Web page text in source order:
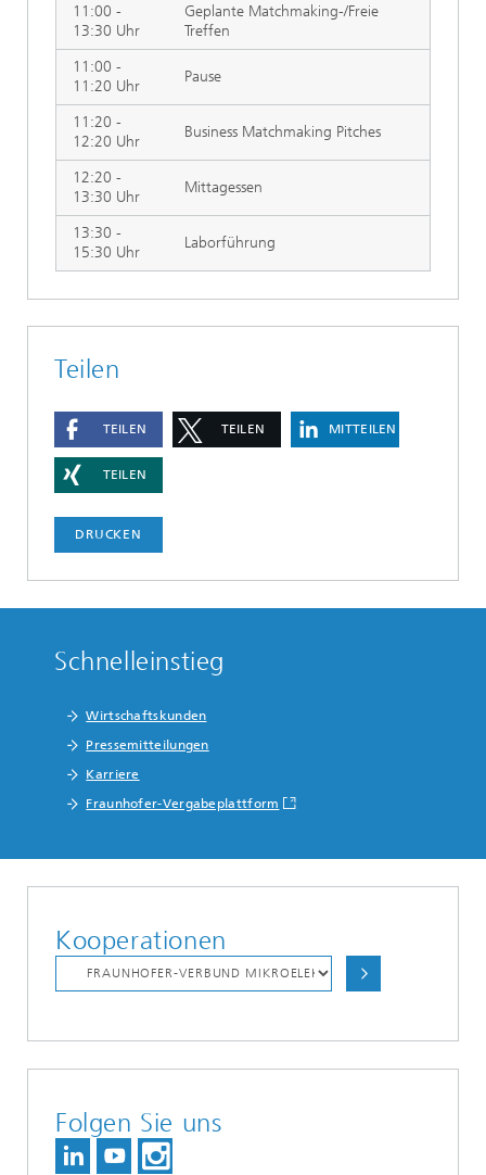
11:00 -
13:30 Uhr
Geplante Matchmaking-/Freie
Treffen
11:00 -
11:20 Uhr
Pause
11:20 -
12:20 Uhr
Business Matchmaking Pitches
12:20 -
13:30 Uhr
Mittagessen
13:30 -
15:30 Uhr
Laborführung
Teilen
TEILEN TEILEN MITTEILEN
TEILEN
DRUCKEN
Schnelleinstieg
Wirtschaftskunden
Pressemitteilungen
Karriere
Fraunhofer-Vergabeplattform
Kooperationen
Folgen Sie uns